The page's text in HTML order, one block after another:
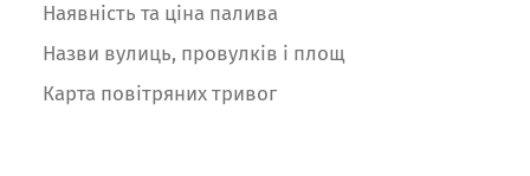
Наявність та ціна палива
Назви вулиць, провулків і площ
Карта повітряних тривог